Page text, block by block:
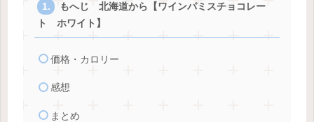
もへじ 北海道から【ワインパミスチョコレー
ト ホワイト】
価格・カロリー
感想
まとめ